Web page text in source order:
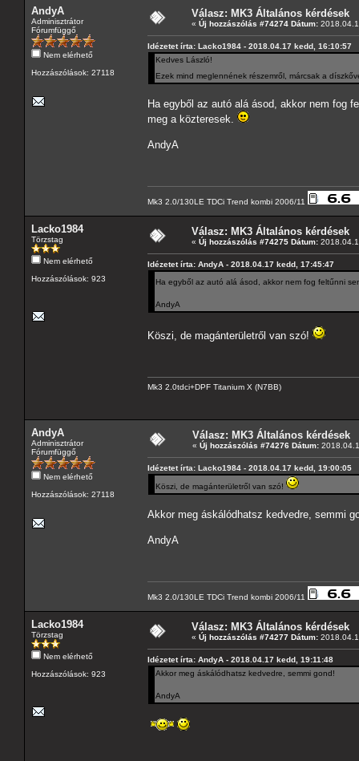
AndyA
Adminisztrátor
Fórumfüggő
Nem elérhető
Hozzászólások: 27118
Válasz: MK3 Általános kérdések
« Új hozzászólás #74274 Dátum:
Idézetet írta: Lacko1984 - 2018.04.17 kedd, 16:10:57
Kedves László!
Ezek mind meglennének részemről, márcsak a
Ha egyből az autó alá ásod, akkor nem fog
meg a közteresek.
AndyA
Mk3 2.0/130LE TDCi Trend kombi 2006/11
Lacko1984
Törzstag
Nem elérhető
Hozzászólások: 923
Válasz: MK3 Általános kérdések
« Új hozzászólás #74275 Dátum:
Idézetet írta: AndyA - 2018.04.17 kedd, 17:45:47
Ha egyből az autó alá ásod, akkor nem fog feltűnni
AndyA
Köszi, de magánterületről van szó!
Mk3 2.0tdci+DPF Titanium X (N7BB)
AndyA
Adminisztrátor
Fórumfüggő
Nem elérhető
Hozzászólások: 27118
Válasz: MK3 Általános kérdések
« Új hozzászólás #74276 Dátum:
Idézetet írta: Lacko1984 - 2018.04.17 kedd, 19:00:05
Köszi, de magánterületről van szó!
Akkor meg áskálódhatsz kedvedre, semmi
AndyA
Mk3 2.0/130LE TDCi Trend kombi 2006/11
Lacko1984
Törzstag
Nem elérhető
Hozzászólások: 923
Válasz: MK3 Általános kérdések
« Új hozzászólás #74277 Dátum:
Idézetet írta: AndyA - 2018.04.17 kedd, 19:11:48
Akkor meg áskálódhatsz kedvedre, semmi gond!
AndyA